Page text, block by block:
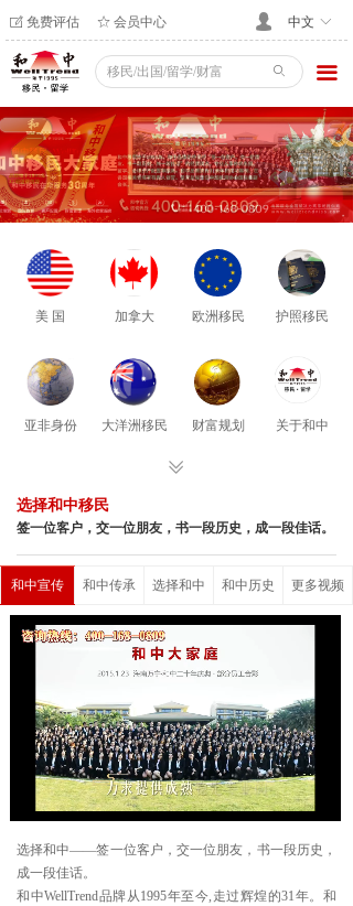
끀
ꂐ 免费评估 ꄃ 会员中心 ꀅ
中文
넙
ꄙ
选择和中移民
签一位客户，交一位朋友，书一段历史，成一段佳话。
和中宣传 和中传承 选择和中 和中历史 更多视频
Mute Loaded:
0%
Progress:
0%
选择和中——签一位客户，交一位朋友，书一段历史，
成一段佳话。
和中WellTrend品牌从1995年至今,走过辉煌的31年。和
美 国 加拿大 欧洲移民 护照移民
亚非身份 大洋洲移民 财富规划 关于和中
ꅂ